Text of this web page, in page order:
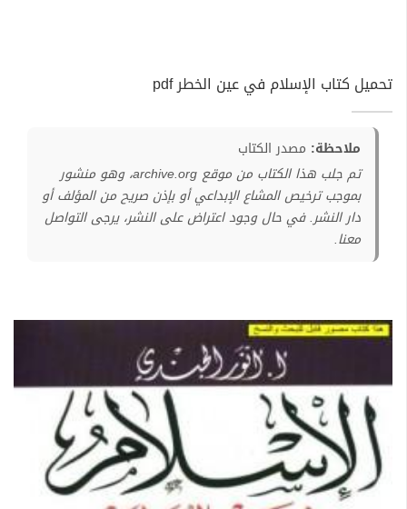
تحميل كتاب الإسلام في عين الخطر pdf
ملاحظة: مصدر الكتاب
تم جلب هذا الكتاب من موقع archive.org، وهو منشور
بموجب ترخيص المشاع الإبداعي أو بإذن صريح من المؤلف أو
دار النشر. في حال وجود اعتراض على النشر، يرجى التواصل
معنا.